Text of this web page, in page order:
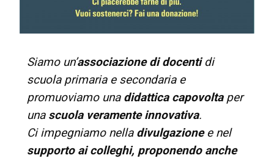
formazione
sulle
didattiche
Siamo un’associazione di ​docenti​​di
scuola primaria e secondaria e
promuoviamo una didattica capovoltaper
una scuola veramente innovativa.​
​Ci impegniamo nella divulgazionee nel
supporto ai colleghi, proponendo anche